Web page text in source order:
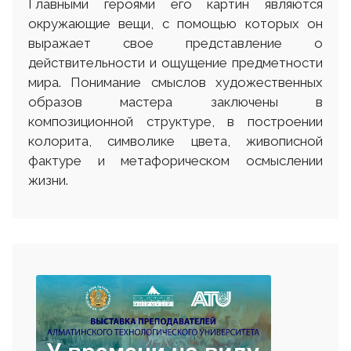
Главными героями его картин являются
окружающие вещи, с помощью которых он
выражает свое представление о
действительности и ощущение предметности
мира. Понимание смыслов художественных
образов мастера заключены в
композиционной структуре, в построении
колорита, символике цвета, живописной
фактуре и метафорическом осмыслении
жизни.